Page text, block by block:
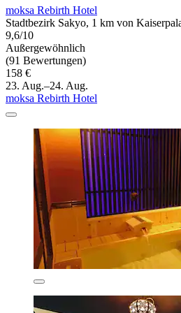
moksa Rebirth Hotel
Stadtbezirk Sakyo, 1 km von
9,6/10
Außergewöhnlich
(91 Bewertungen)
158 €
23. Aug.–24. Aug.
moksa Rebirth Hotel